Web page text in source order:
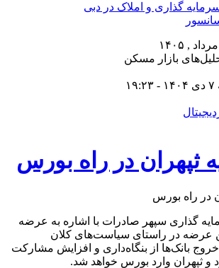
گذاری و املاک در دبی
ثپهران در راه بورس
گذاری سپهر صادرات با اشاره به عرضه
عرضه در راستای سیاست‌های کلان
بانک‌ها از بنگاه‌داری و افزایش مشارکت
ثپهران وارد بورس خواهد شد.